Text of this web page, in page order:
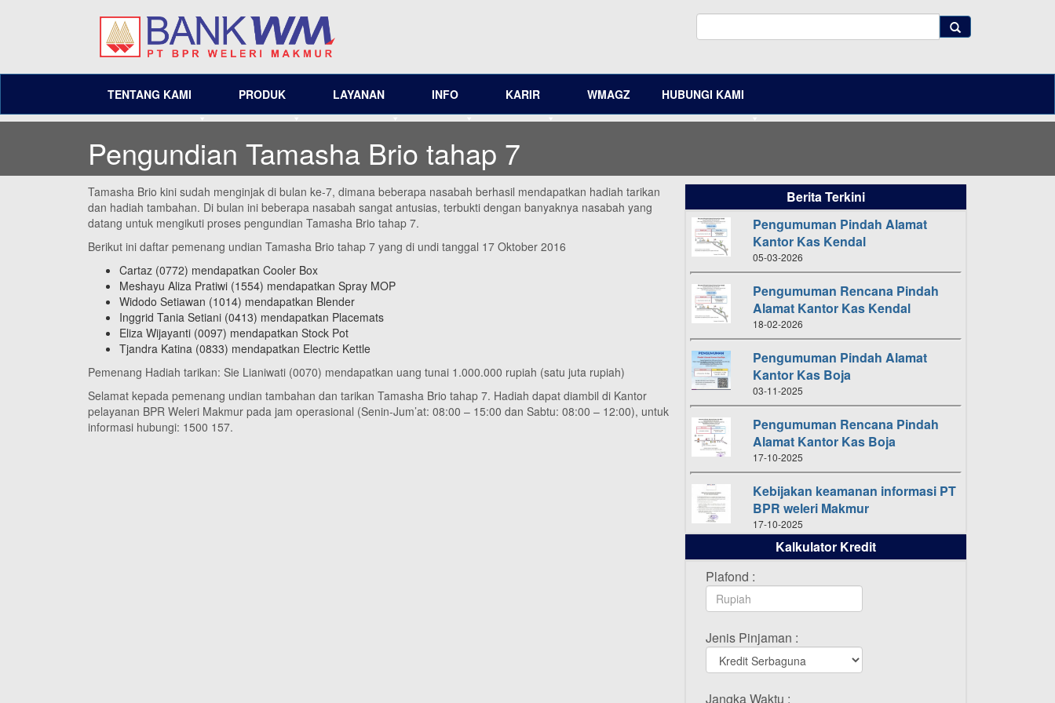
TENTANG KAMI PRODUK LAYANAN INFO KARIR WMAGZ HUBUNGI KAMI
Pengundian Tamasha Brio tahap 7
Tamasha Brio kini sudah menginjak di bulan ke-7, dimana beberapa nasabah berhasil mendapatkan hadiah tarikan
dan hadiah tambahan. Di bulan ini beberapa nasabah sangat antusias, terbukti dengan banyaknya nasabah yang
datang untuk mengikuti proses pengundian Tamasha Brio tahap 7.
Berikut ini daftar pemenang undian Tamasha Brio tahap 7 yang di undi tanggal 17 Oktober 2016
Cartaz (0772) mendapatkan Cooler Box
Meshayu Aliza Pratiwi (1554) mendapatkan Spray MOP
Widodo Setiawan (1014) mendapatkan Blender
Inggrid Tania Setiani (0413) mendapatkan Placemats
Eliza Wijayanti (0097) mendapatkan Stock Pot
Tjandra Katina (0833) mendapatkan Electric Kettle
Pemenang Hadiah tarikan: Sie Lianiwati (0070) mendapatkan uang tunai 1.000.000 rupiah (satu juta rupiah)
Selamat kepada pemenang undian tambahan dan tarikan Tamasha Brio tahap 7. Hadiah dapat diambil di Kantor
pelayanan BPR Weleri Makmur pada jam operasional (Senin-Jum’at: 08:00 – 15:00 dan Sabtu: 08:00 – 12:00), untuk
informasi hubungi: 1500 157.
Berita Terkini
Pengumuman Pindah Alamat
Kantor Kas Kendal
05-03-2026
Pengumuman Rencana Pindah
Alamat Kantor Kas Kendal
18-02-2026
Pengumuman Pindah Alamat
Kantor Kas Boja
03-11-2025
Pengumuman Rencana Pindah
Alamat Kantor Kas Boja
17-10-2025
Kebijakan keamanan informasi PT
BPR weleri Makmur
17-10-2025
Daftar Pemenang Undian
TAMASHA Bulan Oktober 2025
16-10-2025
TAMASHA Bulan September 2025
20-09-2025
Daftar Pemenang Undian
Kalkulator Kredit
Plafond :
Jenis Pinjaman :
Jangka Waktu :